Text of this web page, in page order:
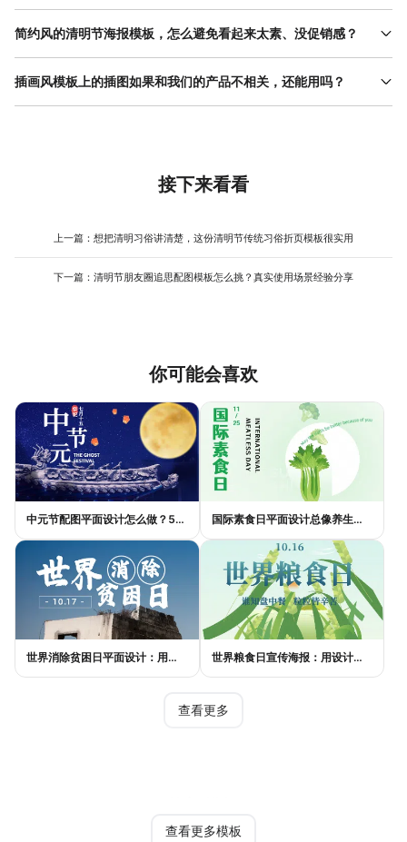
不一定。关键在于融合方式。建议避开浓墨重彩的传统图案，选用
带有清明节气感的色彩（如竹青、艾绿）作为背景或点缀色，保持
简约风的清明节海报模板，怎么避免看起来太素、没促销感？
可以通过色彩和数字制造焦点。在主色调上选用一种清雅的春季色
系（如淡草绿或鹅黄），然后将核心促销信息（如“5折”、“限时1
插画风模板上的插图如果和我们的产品不相关，还能用吗？
可以，但需要处理。如果插画是氛围型的背景（如远山、细雨），
接下来看看
上一篇： 想把清明习俗讲清楚，这份清明节传统习俗折页模板很实用
下一篇： 清明节朋友圈追思配图模板怎么挑？真实使用场景经验分享
你可能会喜欢
中元节配图平面设计怎么做？5种风格模板轻松搞定节日氛围 国际素食日平面设计总像养生广告？三个思路让它变酷
世界消除贫困日平面设计：用视觉语言传递尊严与温度 世界粮食日宣传海报：用设计传递"粮"心，让每一粒米都有声音
查看更多
查看更多模板